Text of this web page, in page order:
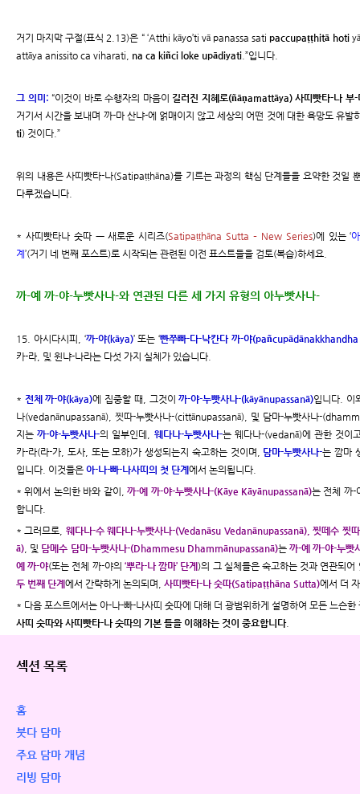
거기 마지막 구절(표식 2.13)은 “ ‘Atthi kāyo’ti vā panassa sati paccupaṭṭhitā hoti
attāya anissito ca viharati, na ca kiñci loke upādiyati .”입니다.
그 의미: “이것이 바로 수행자의 마음이 길러진 지혜로(ñāṇamattāya) 사띠빳타-나
거기서 시간을 보내며 까-마 산냐-에 얽매이지 않고 세상의 어떤 것에 대한 욕망도 유발
ti) 것이다.”
위의 내용은 사띠빳타-나(Satipaṭṭhāna)를 기르는 과정의 핵심 단계들을 요약한 것일
다루겠습니다.
* 사띠빳타나 숫따 ㅡ 새로운 시리즈(Satipaṭṭhāna Sutta – New Series)에 있는 ‘
계 ’(거기 네 번째 포스트)로 시작되는 관련된 이전 표스트들을 검토(복습)하세요.
까-예 까-야-누빳사나-와 연관된 다른 세 가지 유형의 아누빳사나-
15. 아시다시피, ‘까-야(kāya)’ 또는 ‘빤쭈빠-다-낙칸다 까-야
카-라, 및 윈냐-나라는 다섯 가지 실체가 있습니다.
* 전체 까-야(kāya)에 집중할 때, 그것이까-야-누빳사나-(kāyānupassanā)입니다. 이
나(vedanānupassanā), 찟따-누빳사나-(cittānupassanā), 및 담마-누빳사나-
지는까-야-누빳사나-의 일부인데, 웨다나-누빳사나-는 웨다나-(vedanā)에 관한 것이
카-라(라-가, 도사, 또는 모하)가 생성되는지 숙고하는 것이며, 담마-누빳사나-는 깜마
입니다. 이것들은 아-나-빠-나사띠의 첫 단계 에서 논의됩니다.
* 위에서 논의한 바와 같이,까-예 까-야-누빳사나-(Kāye Kāyānupassanā)는 전체 까-
합니다.
* 그러므로, 웨다나-수 웨다나-누빳사나-(Vedanāsu Vedanānupassanā), 찟떼수 찟
ā) , 및 담메수 담마-누빳사나-(Dhammesu Dhammānupassanā)는까-예 까-야-누빳
예 까-야(또는 전체 까-야의 ‘뿌라-나 깜마’ 단계)의 그 실체들은 숙고하는 것과 연관되
두 번째 단계 에서 간략하게 논의되며, 사띠빳타-나 숫따(Satipaṭṭhāna Sutta)에서 더
* 다음 포스트에서는 아-나-빠-나사띠 숫따에 대해 더 광범위하게 설명하여 모든 느슨
사띠 숫따와 사띠빳타-나 숫따의 기본 틀을 이해하는 것이 중요합니다.
섹션 목록
홈
붓다 담마
주요 담마 개념
리빙 담마